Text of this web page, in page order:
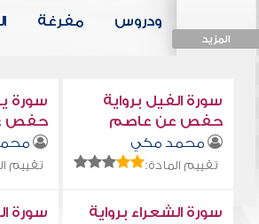
المزيد
ودروس
مفرغة
سورة الفيل برواية
حفص عن عاصم
محمد مكي
تقييم المادة:
سورة
حفص
تقييم
سورة الشعراء برواية
سورة